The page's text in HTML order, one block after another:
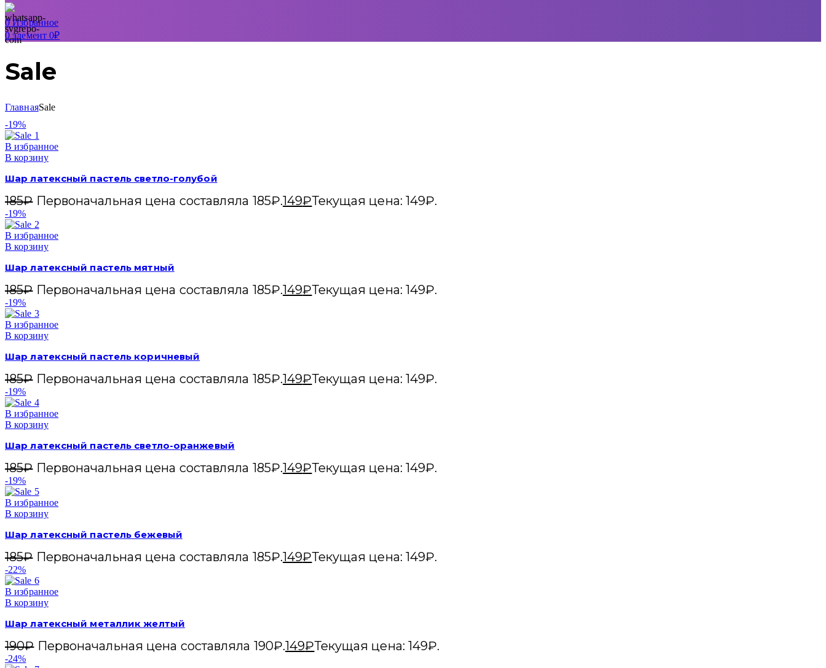
0Избранное
0элемент 0₽
Sale
ГлавнаяSale
-19%
В избранное
В корзину
Шар латексный пастель светло-голубой
185₽ Первоначальная цена составляла 185₽.149₽Текущая цена: 149₽.
-19%
В избранное
В корзину
Шар латексный пастель мятный
185₽ Первоначальная цена составляла 185₽.149₽Текущая цена: 149₽.
-19%
В избранное
В корзину
Шар латексный пастель коричневый
185₽ Первоначальная цена составляла 185₽.149₽Текущая цена: 149₽.
-19%
В избранное
В корзину
Шар латексный пастель светло-оранжевый
185₽ Первоначальная цена составляла 185₽.149₽Текущая цена: 149₽.
-19%
В избранное
В корзину
Шар латексный пастель бежевый
185₽ Первоначальная цена составляла 185₽.149₽Текущая цена: 149₽.
-22%
В избранное
В корзину
Шар латексный металлик желтый
190₽ Первоначальная цена составляла 190₽.149₽Текущая цена: 149₽.
-24%